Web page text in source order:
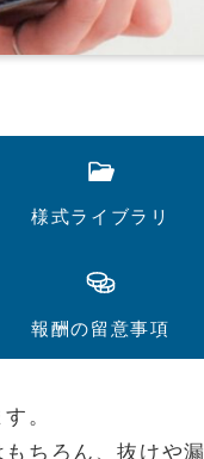
様式ライブラリ
報酬の留意事項
。
ちろん、抜けや漏